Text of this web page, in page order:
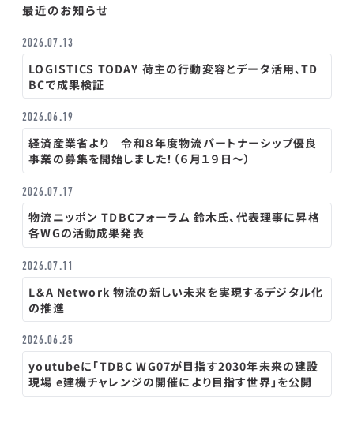
最近のお知らせ
2026.07.13
LOGISTICS TODAY 荷主の行動変容とデータ活用、TD
BCで成果検証
2026.06.19
経済産業省より 令和８年度物流パートナーシップ優良
事業の募集を開始しました！（６月１９日～）
2026.07.17
物流ニッポン TDBCフォーラム 鈴木氏、代表理事に昇格
各WGの活動成果発表
2026.07.11
L＆A Network 物流の新しい未来を実現するデジタル化
の推進
2026.06.25
youtubeに「TDBC WG07が目指す2030年未来の建設
現場 e建機チャレンジの開催により目指す世界」を公開